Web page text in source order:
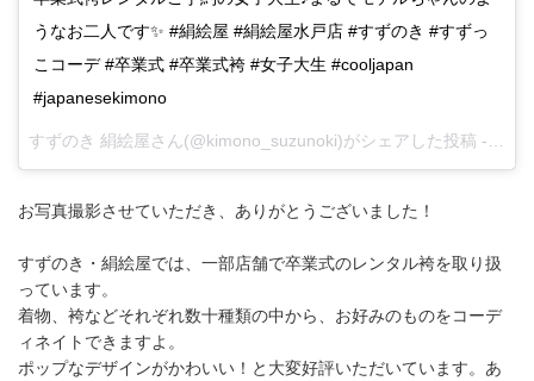
うなお二人です✨ #絹絵屋 #絹絵屋水戸店 #すずのき #すずっ
こコーデ #卒業式 #卒業式袴 #女子大生 #cooljapan
#japanesekimono
すずのき 絹絵屋さん(@kimono_suzunoki)がシェアした投稿 -
お写真撮影させていただき、ありがとうございました！
すずのき・絹絵屋では、一部店舗で卒業式のレンタル袴を取り扱
っています。
着物、袴などそれぞれ数十種類の中から、お好みのものをコーデ
ィネイトできますよ。
ポップなデザインがかわいい！と大変好評いただいています。あ